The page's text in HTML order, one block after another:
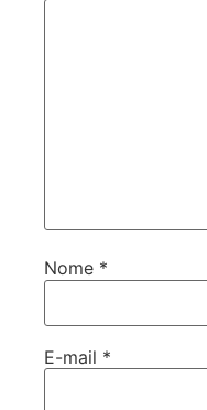
Nome *
E-mail *